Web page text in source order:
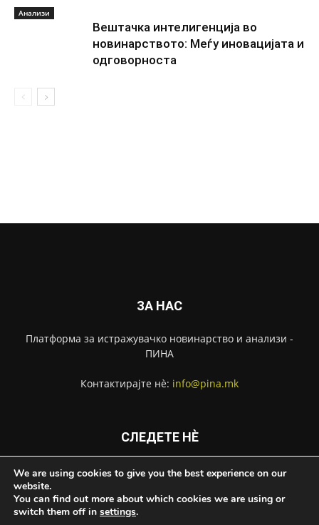
Анализи
Вештачка интелигенција во
новинарството: Меѓу иновацијата и
одговорноста
ЗА НАС
Платформа за истражувачко новинарство и анализи -
ПИНА
Контактирајте нѐ: info@pina.mk
СЛЕДЕТЕ НЀ
We are using cookies to give you the best experience on our
website.
You can find out more about which cookies we are using or
switch them off in settings.